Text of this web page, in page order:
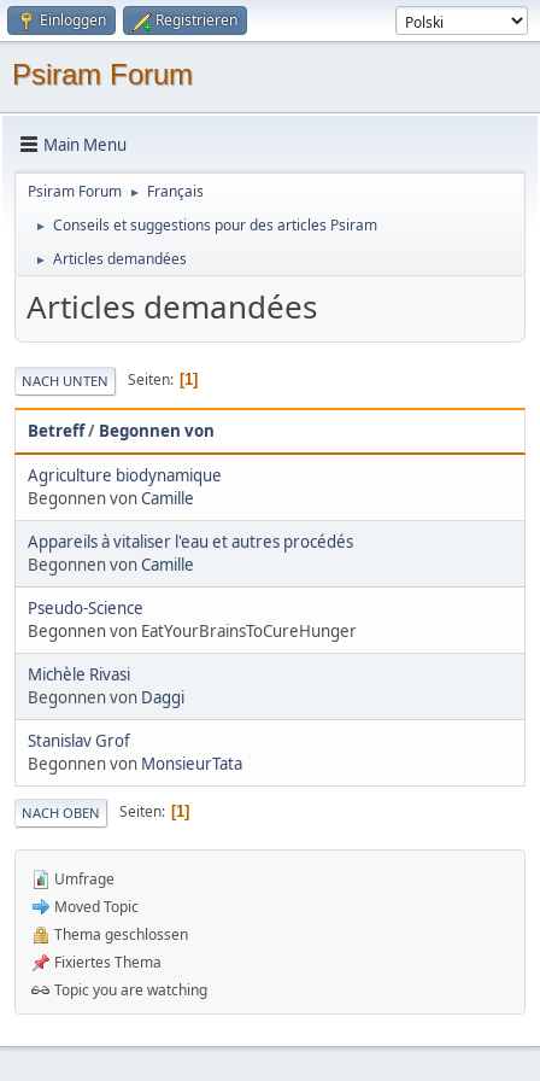
Einloggen Registrieren
Psiram Forum
Main Menu
Psiram Forum ► Français
► Conseils et suggestions pour des articles Psiram
► Articles demandées
Articles demandées
NACH UNTEN Seiten 1
Betreff/ Begonnen von
Agriculture biodynamique
Begonnen vonCamille
Appareils à vitaliser l'eau et autres procédés
Begonnen vonCamille
Pseudo-Science
Begonnen von EatYourBrainsToCureHunger
Michèle Rivasi
Begonnen von Daggi
Stanislav Grof
Begonnen von MonsieurTata
NACH OBEN Seiten 1
Umfrage
Moved Topic
Thema geschlossen
Fixiertes Thema
Topic you are watching